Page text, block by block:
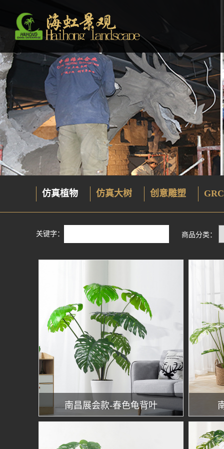
仿真植物 仿真大树 创意雕塑
关键字： 商品分类：
南昌展会款-春色龟背叶